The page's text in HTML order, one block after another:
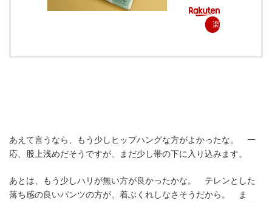
楽
で
あえて言うなら、もう少しヒップハングな方がよかったな。 一
応、股上浅めだそうですが、まだ少し帯の下に入り込みます。
あとは、もう少しハリが無い方が良かったかな。 テレンとした
落ち感の良いパンツの方が、着ぶくれしなさそうだから。 ま